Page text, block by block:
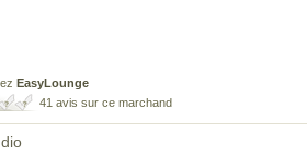
EasyLounge
41 avis sur ce marchand